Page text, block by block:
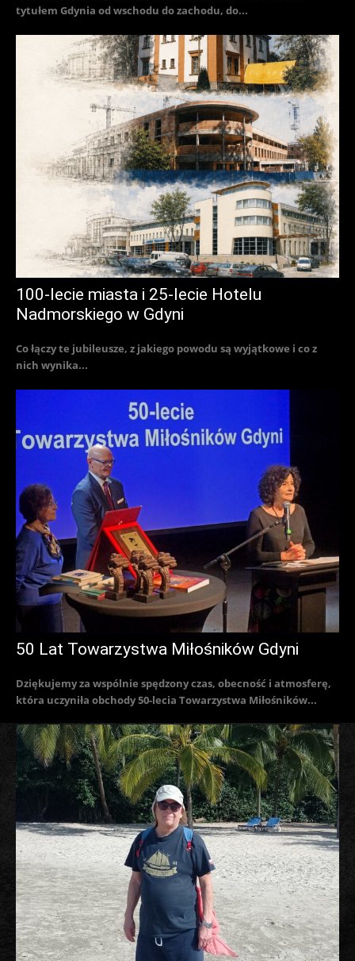
tytułem Gdynia od wschodu do zachodu, do...
100-lecie miasta i 25-lecie Hotelu
Nadmorskiego w Gdyni
Co łączy te jubileusze, z jakiego powodu są wyjątkowe i co z
nich wynika...
50 Lat Towarzystwa Miłośników Gdyni
Dziękujemy za wspólnie spędzony czas, obecność i atmosferę,
która uczyniła obchody 50-lecia Towarzystwa Miłośników...